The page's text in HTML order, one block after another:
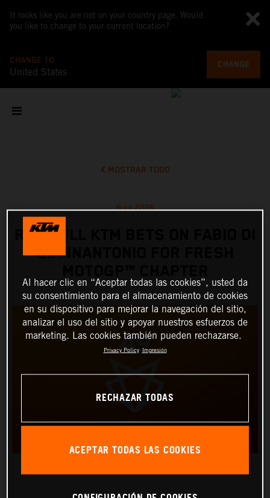
It looks like you are not on your country page. Would
you like to change to your current location?
CHANGE TO
United States
CHANGE
MOSTRAR TODO
6 jul 2026
RED BULL KTM BETS ON FABIO DI
GIANNANTONIO FOR FRESH
Al hacer clic en “Aceptar todas las cookies”, usted da
su consentimiento para el almacenamiento de cookies
en su dispositivo para mejorar la navegación del sitio,
analizar el uso del sitio y apoyar nuestros esfuerzos de
marketing. Las cookies también pueden rechazarse.
Privacy Policy Impresión
RECHAZAR TODAS
ACEPTAR TODAS LAS COOKIES